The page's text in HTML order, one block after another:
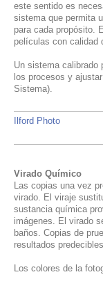
este sentido es
sistema que permita
para cada propósito.
películas con calidad
Un sistema calibrado
los procesos y
Sistema).
Ilford Photo
Virado Químico
Las copias una vez
virado. El viraje
sustancia química
imágenes. El virado
baños. Copias de
resultados
Los colores de la